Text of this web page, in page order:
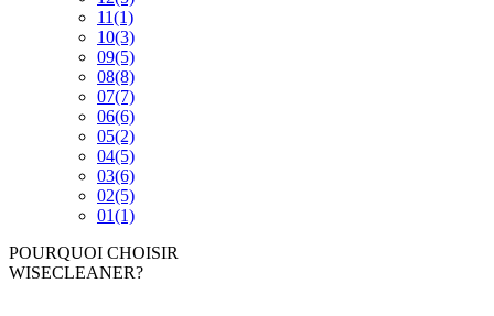
11(1)
10(3)
09(5)
08(8)
07(7)
06(6)
05(2)
04(5)
03(6)
02(5)
01(1)
POURQUOI CHOISIR
WISECLEANER?